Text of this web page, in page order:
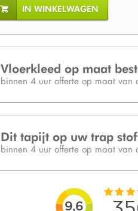
IN WINKELWAGEN
Vloerkleed op maat
binnen 4 uur offerte op maat van
Dit tapijt op uw trap
binnen 4 uur offerte op maat van